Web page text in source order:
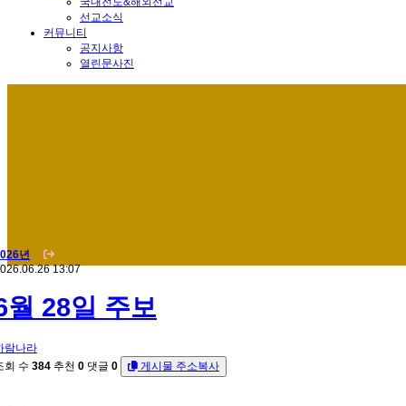
선교소식
커뮤니티
공지사항
열린문사진
년
13:07
월 28일 주보
람나라
회 수 384 추천 0 댓글 0 게시물 주소복사